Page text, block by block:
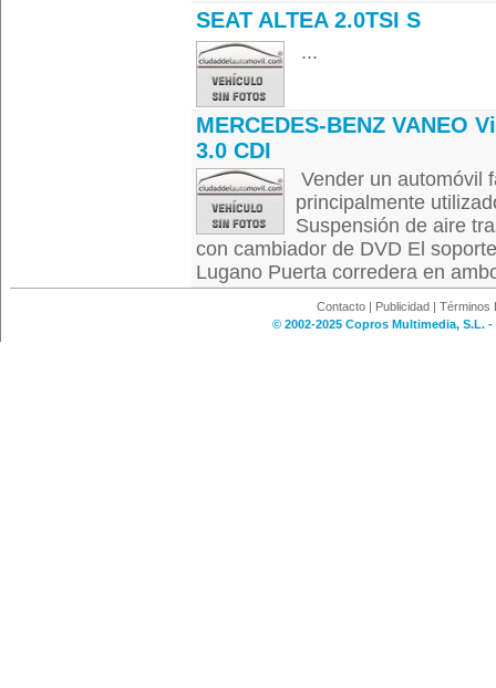
SEAT ALTEA 2.0TSI S
...
MERCEDES-BENZ VANEO
3.0 CDI
Vender un automóvil
principalmente
Suspensión de aire
con cambiador de DVD El
Lugano Puerta corredera en
Contacto | Publicidad | Términos
© 2002-2025 Copros Multimedia, S.L.